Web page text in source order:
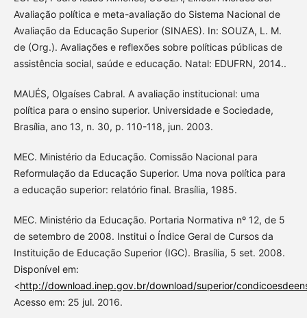
Avaliação política e meta-avaliação do Sistema Nacional de
Avaliação da Educação Superior (SINAES). In: SOUZA, L. M.
de (Org.). Avaliações e reflexões sobre políticas públicas de
assistência social, saúde e educação. Natal: EDUFRN, 2014..
MAUÉS, Olgaíses Cabral. A avaliação institucional: uma
política para o ensino superior. Universidade e Sociedade,
Brasília, ano 13, n. 30, p. 110-118, jun. 2003.
MEC. Ministério da Educação. Comissão Nacional para
Reformulação da Educação Superior. Uma nova política para
a educação superior: relatório final. Brasília, 1985.
MEC. Ministério da Educação. Portaria Normativa nº 12, de 5
de setembro de 2008. Institui o Índice Geral de Cursos da
Instituição de Educação Superior (IGC). Brasília, 5 set. 2008.
Disponível em:
<http://download.inep.gov.br/download/superior/
Acesso em: 25 jul. 2016.